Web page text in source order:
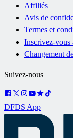
Affiliés
Avis de
Termes et
Inscrivez-vous
Changement
Suivez-nous
DFDS App